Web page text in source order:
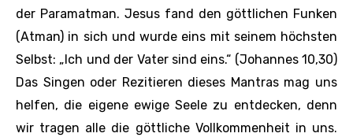
der Paramatman. Jesus fand den göttlichen Funken
(Atman) in sich und wurde eins mit seinem höchsten
Selbst: „Ich und der Vater sind eins.“ (Johannes 10,30)
Das Singen oder Rezitieren dieses Mantras mag uns
helfen, die eigene ewige Seele zu entdecken, denn
wir tragen alle die göttliche Vollkommenheit in uns.